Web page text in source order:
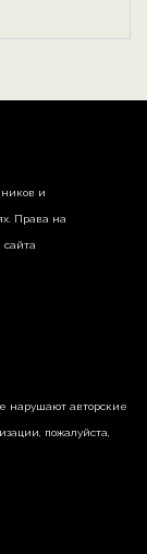
и
Права на
нарушают авторские
пожалуйста,